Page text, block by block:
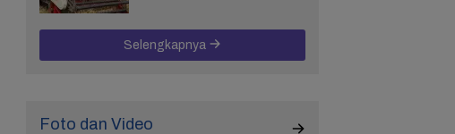
Selengkapnya
Foto dan Video